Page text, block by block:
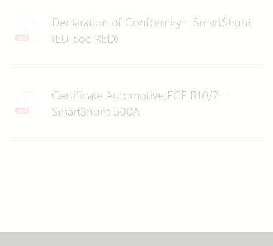
Declaration of Conformity - SmartShunt
(EU doc RED)
Certificate Automotive ECE R10/7 -
SmartShunt 500A